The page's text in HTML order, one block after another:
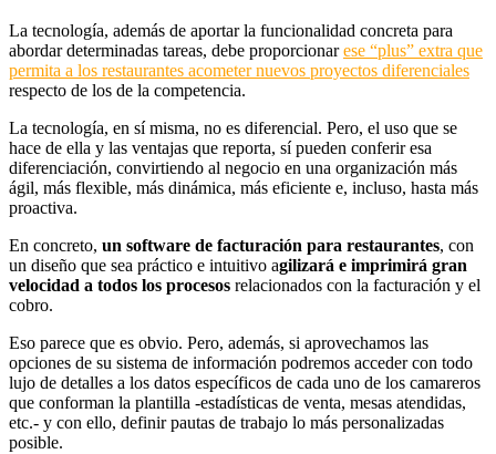
La tecnología, además de aportar la funcionalidad concreta para
abordar determinadas tareas, debe proporcionarese “plus” extra que
permita a los restaurantes acometer nuevos proyectos diferenciales
respecto de los de la competencia.
La tecnología, en sí misma, no es diferencial. Pero, el uso que se
hace de ella y las ventajas que reporta, sí pueden conferir esa
diferenciación, convirtiendo al negocio en una organización más
ágil, más flexible, más dinámica, más eficiente e, incluso, hasta más
proactiva.
En concreto, un software de facturación para restaurantes, con
un diseño que sea práctico e intuitivo agilizará e imprimirá gran
velocidad a todos los procesos relacionados con la facturación y el
cobro.
Eso parece que es obvio. Pero, además, si aprovechamos las
opciones de su sistema de información podremos acceder con todo
lujo de detalles a los datos específicos de cada uno de los camareros
que conforman la plantilla -estadísticas de venta, mesas atendidas,
etc.- y con ello, definir pautas de trabajo lo más personalizadas
posible.